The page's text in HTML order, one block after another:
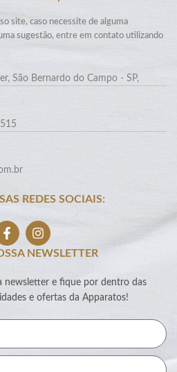
site, caso necessite de alguma
sugestão, entre em contato utilizando
São Bernardo do Campo - SP,
REDES SOCIAIS:
NEWSLETTER
newsletter e fique por dentro das
e ofertas da Apparatos!